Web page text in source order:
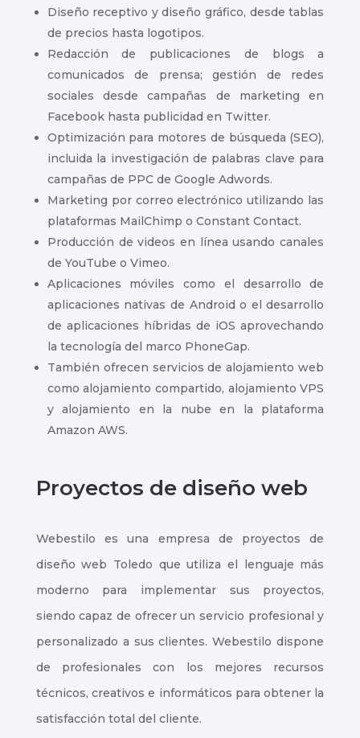
Diseño receptivo y diseño gráfico, desde tablas
de precios hasta logotipos.
Redacción de publicaciones de blogs a
comunicados de prensa; gestión de redes
sociales desde campañas de marketing en
Facebook hasta publicidad en Twitter.
Optimización para motores de búsqueda (SEO),
incluida la investigación de palabras clave para
campañas de PPC de Google Adwords.
Marketing por correo electrónico utilizando las
plataformas MailChimp o Constant Contact.
Producción de videos en línea usando canales
de YouTube o Vimeo.
Aplicaciones móviles como el desarrollo de
aplicaciones nativas de Android o el desarrollo
de aplicaciones híbridas de iOS aprovechando
la tecnología del marco PhoneGap.
También ofrecen servicios de alojamiento web
como alojamiento compartido, alojamiento VPS
y alojamiento en la nube en la plataforma
Amazon AWS.
Proyectos de diseño web
Webestilo es una empresa de proyectos de
diseño web Toledo que utiliza el lenguaje más
moderno para implementar sus proyectos,
siendo capaz de ofrecer un servicio profesional y
personalizado a sus clientes. Webestilo dispone
de profesionales con los mejores recursos
técnicos, creativos e informáticos para obtener la
satisfacción total del cliente.